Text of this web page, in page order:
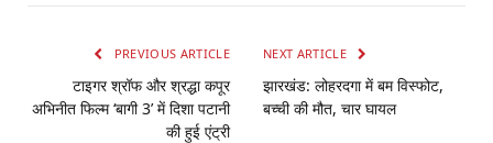
PREVIOUS ARTICLE
टाइगर श्रॉफ और श्रद्धा कपूर
अभिनीत फिल्म ‘बागी 3’ में दिशा पटानी
की हुई एंट्री
NEXT ARTICLE
झारखंड: लोहरदगा में बम विस्फोट,
बच्ची की मौत, चार घायल